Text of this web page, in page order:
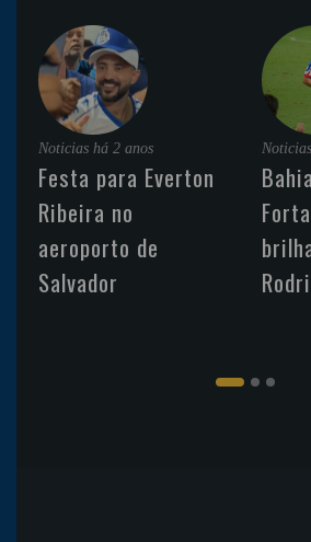
Noticias há 2 anos
Festa para Everton
Ribeira no
aeroporto de
Salvador
Noticias